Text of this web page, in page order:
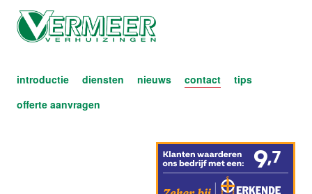
introductie diensten nieuws contact
tips
offerte aanvragen